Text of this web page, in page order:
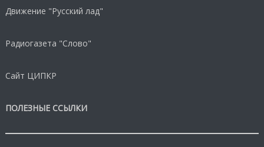
Движение "Русский лад"
Радиогазета "Слово"
Сайт ЦИПКР
ПОЛЕЗНЫЕ ССЫЛКИ